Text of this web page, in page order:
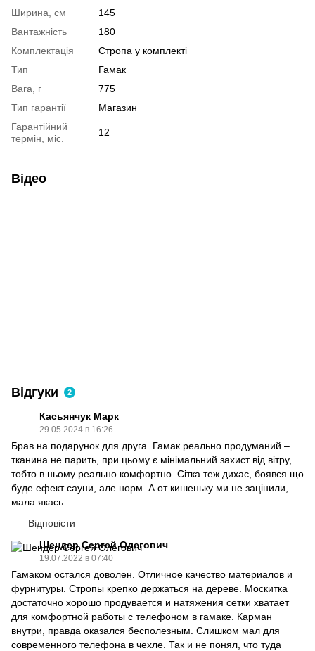
Ширина, см
145
Вантажність
180
Комплектація
Стропа у комплекті
Тип
Гамак
Вага, г
775
Тип гарантії
Магазин
Гарантійний
термін, міс.
12
Відео
Відгуки 2
Касьянчук Марк
29.05.2024 в 16:26
Брав на подарунок для друга. Гамак реально продуманий –
тканина не парить, при цьому є мінімальний захист від вітру,
тобто в ньому реально комфортно. Сітка теж дихає, боявся що
буде ефект сауни, але норм. А от кишеньку ми не зацінили,
мала якась.
Відповісти
Шендер Сергей Олегович
19.07.2022 в 07:40
Гамаком остался доволен. Отличное качество материалов и
фурнитуры. Стропы крепко держаться на дереве. Москитка
достаточно хорошо продувается и натяжения сетки хватает
для комфортной работы с телефоном в гамаке. Карман
внутри, правда оказался бесполезным. Слишком мал для
современного телефона в чехле. Так и не понял, что туда